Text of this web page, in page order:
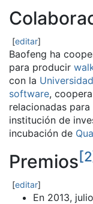
[editar]
Baofeng ha
para producir
con la
software,
relacionadas
institución de
incubación de
Premios[2
[editar]
En 2013,